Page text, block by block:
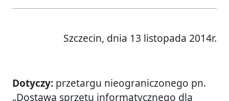
Szczecin, dnia 13 listopada 2014r.
Dotyczy: przetargu nieograniczonego pn.
„Dostawa sprzętu informatycznego dla